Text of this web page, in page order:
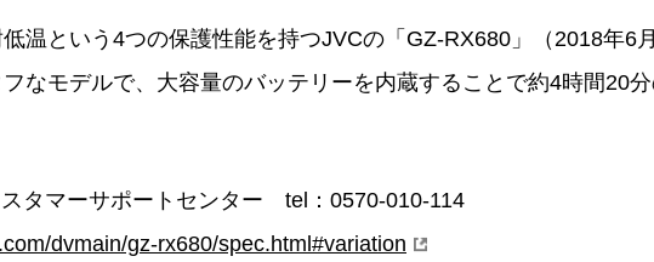
温という4つの保護性能を持つJVCの「GZ-RX680」（2018年6
なモデルで、大容量のバッテリーを内蔵することで約4時間20
スタマーサポートセンター tel：0570-010-114
dvmain/gz-rx680/spec.html#variation